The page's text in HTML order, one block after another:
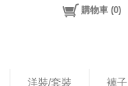
洋裝/套裝 褲子
購物車 (0)